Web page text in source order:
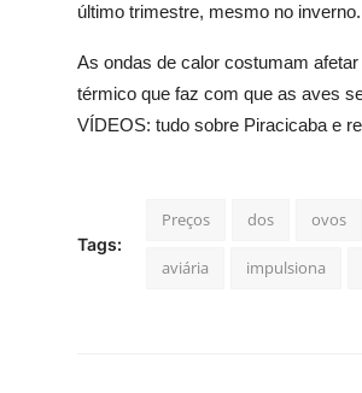
último trimestre, mesmo no
As ondas de calor costumam
térmico que faz com que as aves
VÍDEOS: tudo sobre Piracicaba e
Tags:
Preços dos ovos
aviária impulsiona